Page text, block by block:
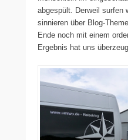
abgespült. Derweil surfen
sinnieren über Blog-
Ende noch mit einem
Ergebnis hat uns